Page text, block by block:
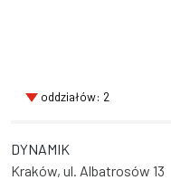
oddziałów: 2
DYNAMIK
Kraków, ul. Albatrosów 13